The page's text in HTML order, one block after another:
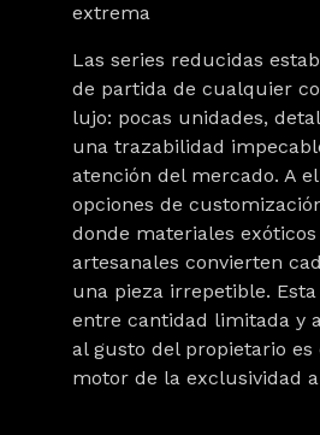
extrema
Las series reducidas
de partida de cualquier
lujo: pocas unidades,
una trazabilidad
atención del mercado. A
opciones de
donde materiales exóticos
artesanales convierten
una pieza irrepetible.
entre cantidad limitada y
al gusto del propietario es
motor de la exclusividad